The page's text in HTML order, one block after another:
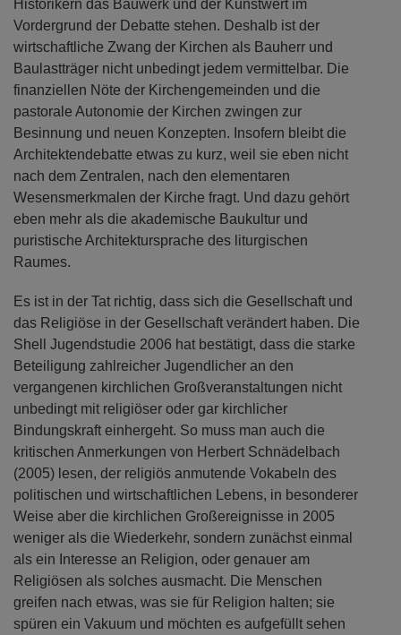
Historikern das Bauwerk und der Kunstwert im
Vordergrund der Debatte stehen. Deshalb ist der
wirtschaftliche Zwang der Kirchen als Bauherr und
Baulastträger nicht unbedingt jedem vermittelbar. Die
finanziellen Nöte der Kirchengemeinden und die
pastorale Autonomie der Kirchen zwingen zur
Besinnung und neuen Konzepten. Insofern bleibt die
Architektendebatte etwas zu kurz, weil sie eben nicht
nach dem Zentralen, nach den elementaren
Wesensmerkmalen der Kirche fragt. Und dazu gehört
eben mehr als die akademische Baukultur und
puristische Architektursprache des liturgischen
Raumes.
Es ist in der Tat richtig, dass sich die Gesellschaft und
das Religiöse in der Gesellschaft verändert haben. Die
Shell Jugendstudie 2006 hat bestätigt, dass die starke
Beteiligung zahlreicher Jugendlicher an den
vergangenen kirchlichen Großveranstaltungen nicht
unbedingt mit religiöser oder gar kirchlicher
Bindungskraft einhergeht. So muss man auch die
kritischen Anmerkungen von Herbert Schnädelbach
(2005) lesen, der religiös anmutende Vokabeln des
politischen und wirtschaftlichen Lebens, in besonderer
Weise aber die kirchlichen Großereignisse in 2005
weniger als die Wiederkehr, sondern zunächst einmal
als ein Interesse an Religion, oder genauer am
Religiösen als solches ausmacht. Die Menschen
greifen nach etwas, was sie für Religion halten; sie
spüren ein Vakuum und möchten es aufgefüllt sehen